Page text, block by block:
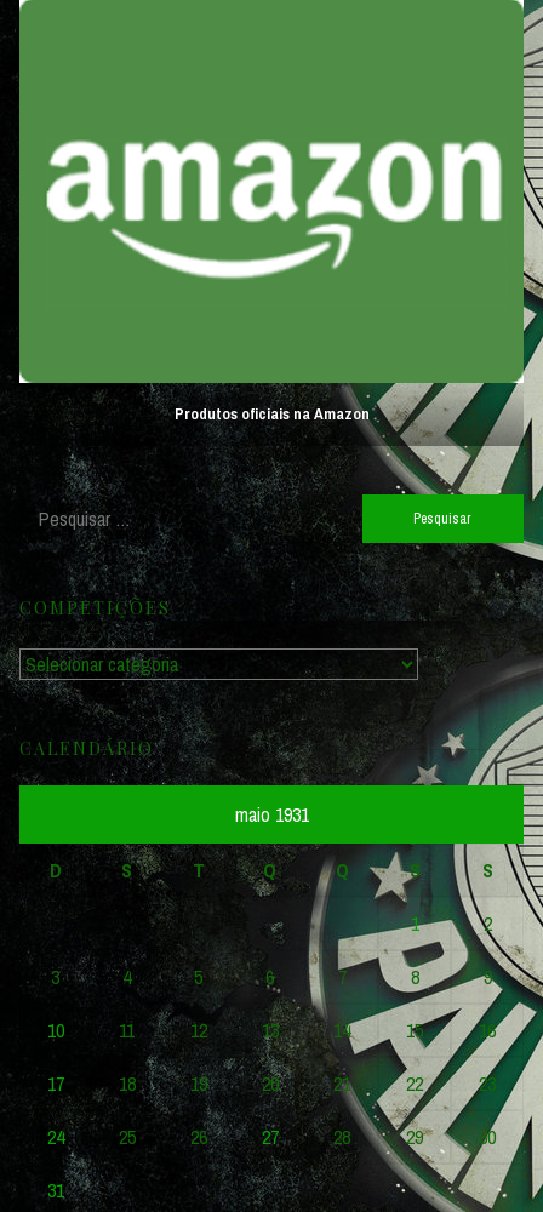
Produtos oficiais na Amazon
Pesquisar
por:
COMPETIÇÕES
Competições
CALENDÁRIO
maio 1931
D S T Q Q S
S
1
2
3
4 5 6 7 8
9
10
11 12 13 14 15
16
17
18 19 20 21 22
23
24
25 26 27 28 29
30
31